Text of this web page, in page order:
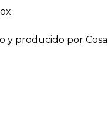
y producido por